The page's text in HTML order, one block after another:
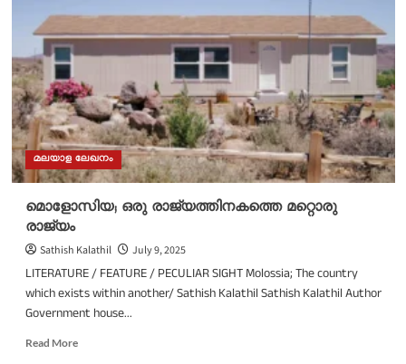
മലയാള ലേഖനം
മൊളോസിയ; ഒരു രാജ്യത്തിനകത്തെ മറ്റൊരു
രാജ്യം
Sathish Kalathil July 9, 2025
LITERATURE / FEATURE / PECULIAR SIGHT Molossia; The country
which exists within another/ Sathish Kalathil Sathish Kalathil Author
Government house...
Read MoreRead